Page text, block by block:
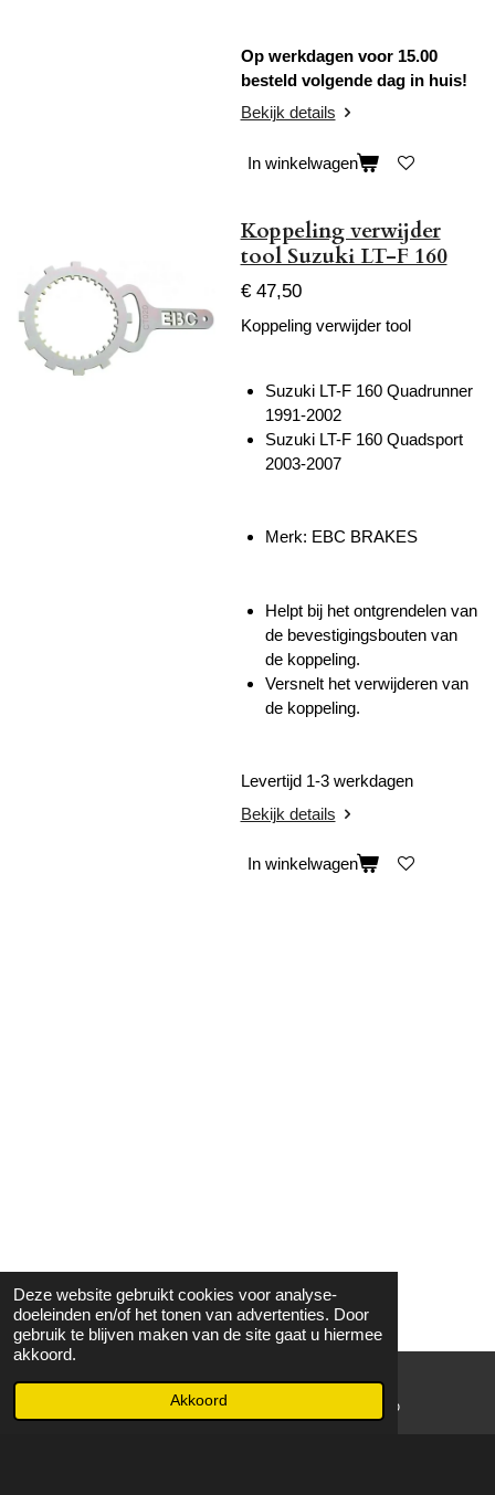
Deze website gebruikt cookies voor analyse-
doeleinden en/of het tonen van advertenties. Door
gebruik te blijven maken van de site gaat u hiermee
akkoord.
Akkoord
Op werkdagen voor 15.00
besteld volgende dag in huis!
Bekijk details
In winkelwagen
Koppeling verwijder
tool Suzuki LT-F 160
€ 47,50
Koppeling verwijder tool
Suzuki LT-F 160 Quadrunner
1991-2002
Suzuki LT-F 160 Quadsport
2003-2007
Merk: EBC BRAKES
Helpt bij het ontgrendelen van
de bevestigingsbouten van
de koppeling.
Versnelt het verwijderen van
de koppeling.
Levertijd 1-3 werkdagen
Bekijk details
In winkelwagen
WhatsApp